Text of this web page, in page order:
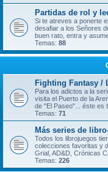
Partidas de rol y
Si te atreves a ponerte
desafiar a los Señores
buen rato, entra y
Temas: 88
Fighting Fantasy /
Para los adictos a la
visita el Puerto de la
de "El Paseo"... éste es
Temas: 71
Más series de
Todos los librojuegos
colecciones favoritas y
Grial, AD&D, Crónicas
Temas: 226